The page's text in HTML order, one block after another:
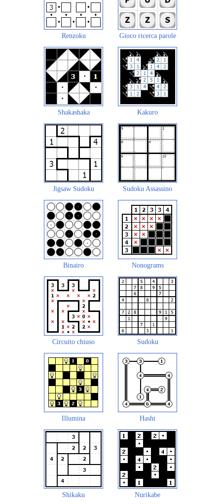
Renzoku Gioco ricerca parole
Shakashaka Kakuro
Jigsaw Sudoku Sudoku Assassino
Binairo Nonograms
Circuito chiuso Sudoku
Illumina Hashi
Shikaku Nurikabe